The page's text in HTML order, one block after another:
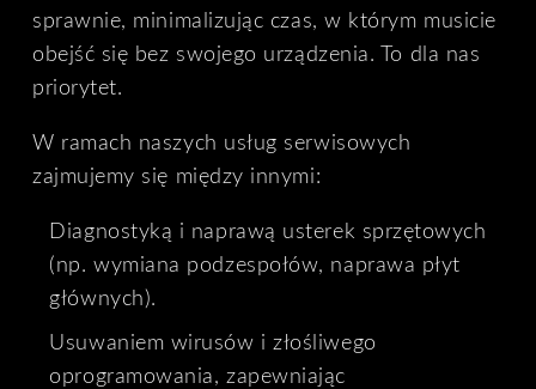
sprawnie, minimalizując czas, w którym musicie
obejść się bez swojego urządzenia. To dla nas
priorytet.
W ramach naszych usług serwisowych
zajmujemy się między innymi:
Diagnostyką i naprawą usterek sprzętowych
(np. wymiana podzespołów, naprawa płyt
głównych).
Usuwaniem wirusów i złośliwego
oprogramowania, zapewniając